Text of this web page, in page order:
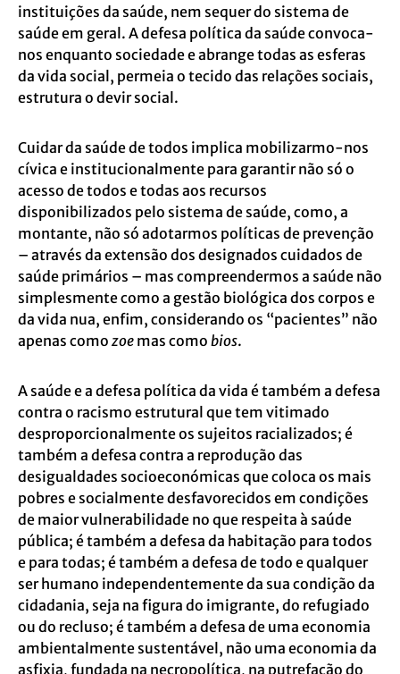
instituições da saúde, nem sequer do sistema de
saúde em geral. A defesa política da saúde convoca-
nos enquanto sociedade e abrange todas as esferas
da vida social, permeia o tecido das relações sociais,
estrutura o devir social.
Cuidar da saúde de todos implica mobilizarmo-nos
cívica e institucionalmente para garantir não só o
acesso de todos e todas aos recursos
disponibilizados pelo sistema de saúde, como, a
montante, não só adotarmos políticas de prevenção
– através da extensão dos designados cuidados de
saúde primários – mas compreendermos a saúde não
simplesmente como a gestão biológica dos corpos e
da vida nua, enfim, considerando os “pacientes” não
apenas como zoe mas como bios.
A saúde e a defesa política da vida é também a defesa
contra o racismo estrutural que tem vitimado
desproporcionalmente os sujeitos racializados; é
também a defesa contra a reprodução das
desigualdades socioeconómicas que coloca os mais
pobres e socialmente desfavorecidos em condições
de maior vulnerabilidade no que respeita à saúde
pública; é também a defesa da habitação para todos
e para todas; é também a defesa de todo e qualquer
ser humano independentemente da sua condição da
cidadania, seja na figura do imigrante, do refugiado
ou do recluso; é também a defesa de uma economia
ambientalmente sustentável, não uma economia da
asfixia, fundada na necropolítica, na putrefação do